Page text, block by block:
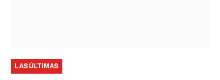
LAS ÚLTIMAS